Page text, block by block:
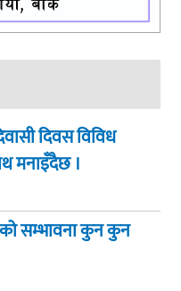
दिवस विविध
मनाइँदैछ ।
सम्भावना कुन कुन